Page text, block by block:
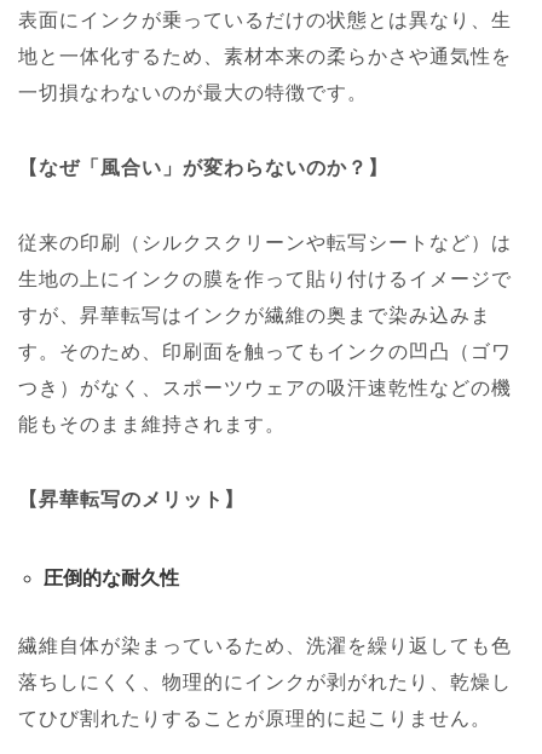
表面にインクが乗っているだけの状態とは異なり、生
地と一体化するため、素材本来の柔らかさや通気性を
一切損なわないのが最大の特徴です。
【なぜ「風合い」が変わらないのか？】
従来の印刷（シルクスクリーンや転写シートなど）は
生地の上にインクの膜を作って貼り付けるイメージで
すが、昇華転写はインクが繊維の奥まで染み込みま
す。そのため、印刷面を触ってもインクの凹凸（ゴワ
つき）がなく、スポーツウェアの吸汗速乾性などの機
能もそのまま維持されます。
【昇華転写のメリット】
圧倒的な耐久性
繊維自体が染まっているため、洗濯を繰り返しても色
落ちしにくく、物理的にインクが剥がれたり、乾燥し
てひび割れたりすることが原理的に起こりません。